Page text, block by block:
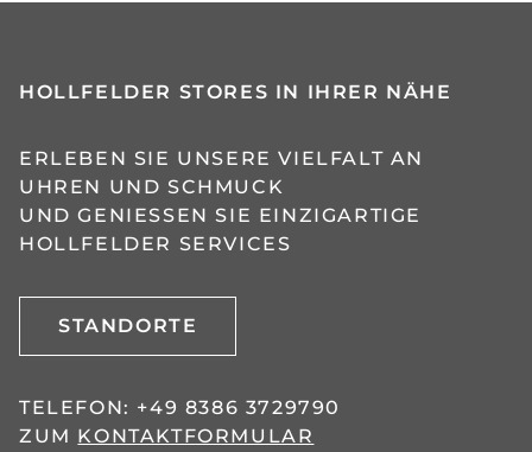
HOLLFELDER STORES IN IHRER NÄHE
ERLEBEN SIE UNSERE VIELFALT AN
UHREN UND SCHMUCK
UND GENIESSEN SIE EINZIGARTIGE H
OLLFELDER SERVICES
STANDORTE
TELEFON: +49 8386 3729790
ZUM KONTAKTFORMULAR